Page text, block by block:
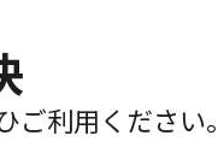
ご利用ください。